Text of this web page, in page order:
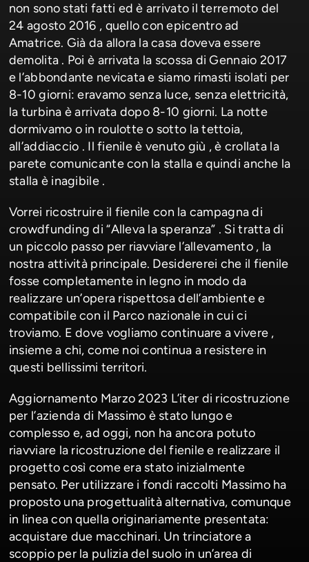
non sono stati fatti ed è arrivato il terremoto del
24 agosto 2016 , quello con epicentro ad
Amatrice. Già da allora la casa doveva essere
demolita . Poi è arrivata la scossa di Gennaio 2017
e l’abbondante nevicata e siamo rimasti isolati per
8-10 giorni: eravamo senza luce, senza elettricità,
la turbina è arrivata dopo 8-10 giorni. La notte
dormivamo o in roulotte o sotto la tettoia,
all’addiaccio . Il fienile è venuto giù , è crollata la
parete comunicante con la stalla e quindi anche la
stalla è inagibile .
Vorrei ricostruire il fienile con la campagna di
crowdfunding di “Alleva la speranza” . Si tratta di
un piccolo passo per riavviare l’allevamento , la
nostra attività principale. Desidererei che il fienile
fosse completamente in legno in modo da
realizzare un’opera rispettosa dell’ambiente e
compatibile con il Parco nazionale in cui ci
troviamo. E dove vogliamo continuare a vivere ,
insieme a chi, come noi continua a resistere in
questi bellissimi territori.
Aggiornamento Marzo 2023 L’iter di ricostruzione
per l’azienda di Massimo è stato lungo e
complesso e, ad oggi, non ha ancora potuto
riavviare la ricostruzione del fienile e realizzare il
progetto così come era stato inizialmente
pensato. Per utilizzare i fondi raccolti Massimo ha
proposto una progettualità alternativa, comunque
in linea con quella originariamente presentata:
acquistare due macchinari. Un trinciatore a
scoppio per la pulizia del suolo in un’area di